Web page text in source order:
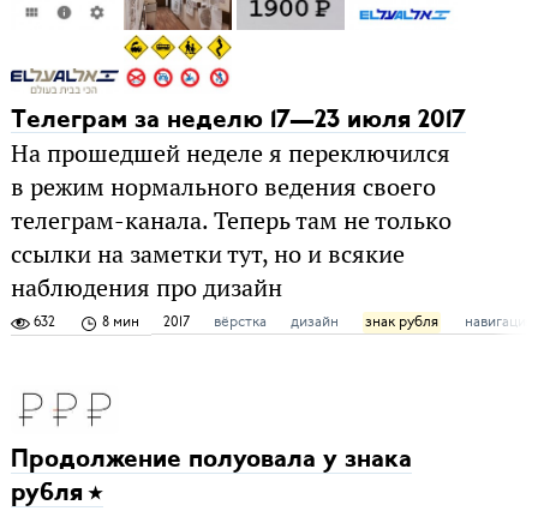
Телеграм за неделю 17—23 июля 2017
На прошедшей неделе я переключился
в режим нормального ведения своего
телеграм-канала. Теперь там не только
ссылки на заметки тут, но и всякие
наблюдения про дизайн
632 8 мин 2017 вёрстка дизайн знак рубля навигация
Продолжение полуовала у знака
рубля